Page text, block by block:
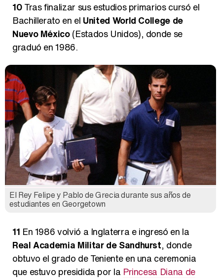
10Tras finalizar sus estudios primarios cursó el
Bachillerato en el United World College de
Nuevo México(Estados Unidos), donde se
graduó en 1986.
El Rey Felipe y Pablo de Grecia durante sus años de
estudiantes en Georgetown
11 En 1986 volvió a Inglaterra e ingresó en la
Real Academia Militar de Sandhurst, donde
obtuvo el grado de Teniente en una ceremonia
que estuvo presidida por la Princesa Diana de